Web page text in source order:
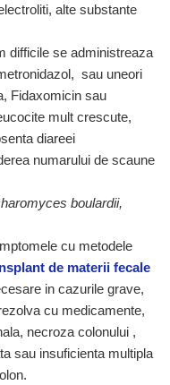
alte substante
difficile se administreaza
sau uneori
Fidaxomicin sau
mult crescute,
diareei
numarului de scaune
boulardii,
cu metodele
de materii fecale
in cazurile grave,
cu medicamente,
necroza colonului ,
sau insuficienta multipla